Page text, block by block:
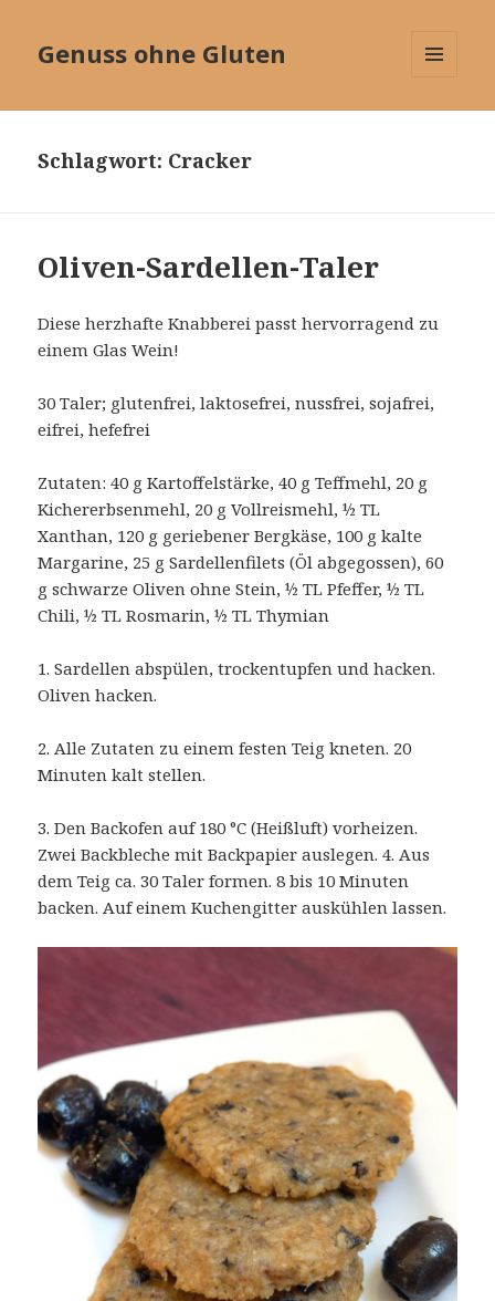
Genuss ohne Gluten
Schlagwort: Cracker
Oliven-Sardellen-Taler
Diese herzhafte Knabberei passt hervorragend zu
einem Glas Wein!
30 Taler; glutenfrei, laktosefrei, nussfrei, sojafrei,
eifrei, hefefrei
Zutaten: 40 g Kartoffelstärke, 40 g Teffmehl, 20 g
Kichererbsenmehl, 20 g Vollreismehl, ½ TL
Xanthan, 120 g geriebener Bergkäse, 100 g kalte
Margarine, 25 g Sardellenfilets (Öl abgegossen), 60
g schwarze Oliven ohne Stein, ½ TL Pfeffer, ½ TL
Chili, ½ TL Rosmarin, ½ TL Thymian
1. Sardellen abspülen, trockentupfen und hacken.
Oliven hacken.
2. Alle Zutaten zu einem festen Teig kneten. 20
Minuten kalt stellen.
3. Den Backofen auf 180 °C (Heißluft) vorheizen.
Zwei Backbleche mit Backpapier auslegen. 4. Aus
dem Teig ca. 30 Taler formen. 8 bis 10 Minuten
backen. Auf einem Kuchengitter auskühlen lassen.